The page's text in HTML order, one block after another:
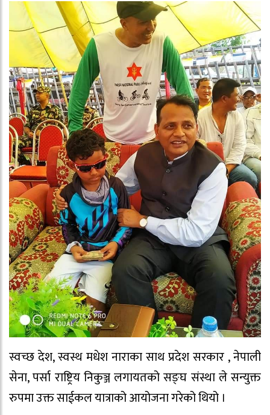
स्वच्छ देश, स्वस्थ मधेश नाराका साथ प्रदेश सरकार , नेपाली
सेना, पर्सा राष्ट्रिय निकुञ्ज लगायतको सङ्घ संस्था ले सन्युक्त
रुपमा उक्त साईकल यात्राको आयोजना गरेको थियो ।